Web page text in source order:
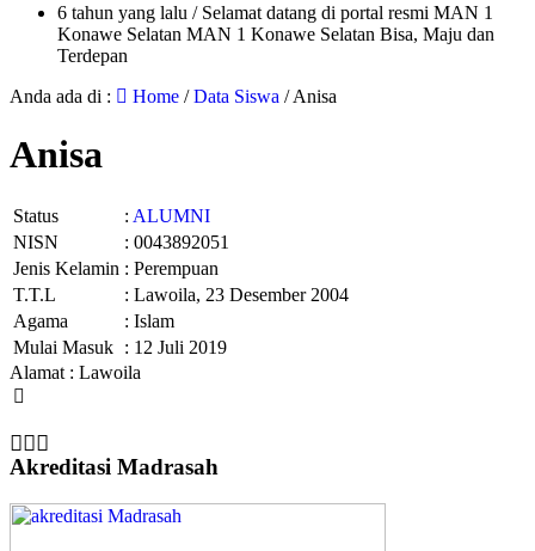
6 tahun yang lalu / Selamat datang di portal resmi MAN 1
Konawe Selatan MAN 1 Konawe Selatan Bisa, Maju dan
Terdepan
Anda ada di :
Home /Data Siswa /Anisa
Anisa
Status : ALUMNI
NISN
: 0043892051
Jenis Kelamin : Perempuan
T.T.L
: Lawoila, 23 Desember 2004
Agama
: Islam
Mulai Masuk : 12 Juli 2019
Alamat : Lawoila
Akreditasi Madrasah